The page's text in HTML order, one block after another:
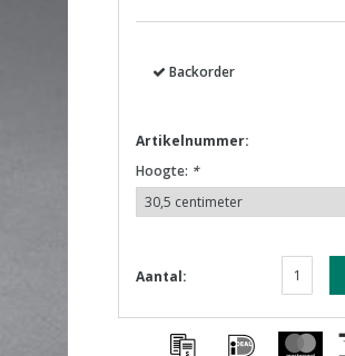
Backorder
Artikelnummer:
Hoogte: *
Aantal: